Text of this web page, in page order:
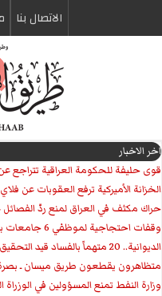
الاتصال بنا
اخر الاخبار
قوى حليفة للحكومة العراقية تتراجع
الخزانة الأميركية ترفع العقوبات عن
حراك مكثف في العراق لمنع ردّ
وقفات احتجاجية لموظفي 6 جامعات بسبب تأخر الرواتب
الديوانية.. 20 متهماً بالفساد قيد التحقيق بعد توقيف مدير سابق
متظاهرون يقطعون طريق ميسان ـ بصرة
وزارة النفط تمنع المسؤولين في الوزراة